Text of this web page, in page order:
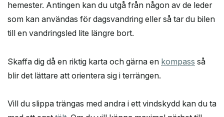
hemester. Antingen kan du utgå från någon av de leder
som kan användas för dagsvandring eller så tar du bilen
till en vandringsled lite längre bort.
Skaffa dig då en riktig karta och gärna en kompass så
blir det lättare att orientera sig i terrängen.
Vill du slippa trängas med andra i ett vindskydd kan du ta